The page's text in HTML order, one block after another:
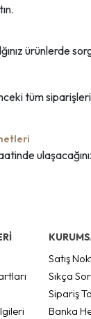
ürünlerde
tüm
Satış
Sıkça
Sipariş
Banka